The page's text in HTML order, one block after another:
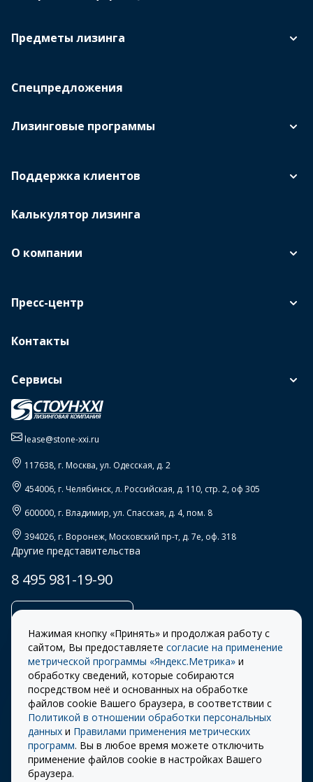
Предметы лизинга
Спецпредложения
Лизинговые программы
Поддержка клиентов
Калькулятор лизинга
О компании
Пресс-центр
Контакты
Сервисы
lease@stone-xxi.ru
117638, г. Москва,ул. Одесская, д. 2
454006, г. Челябинск,л. Российская, д. 110, стр. 2, оф 305
600000, г. Владимир,ул. Спасская, д. 4, пом. 8
394026, г. Воронеж,Московский пр-т, д. 7е, оф. 318
Другие представительства
8 495 981-19-90
© 2026 «СТОУН-XXI»
Разработка сайта –
ITECH
Правила
использования cookie
Правила пользования
сайтом
Политика
конфиденциальности
Нажимая кнопку «Принять» и продолжая работу с
сайтом, Вы предоставляете согласие на применение
метрической программы «Яндекс.Метрика» и
обработку сведений, которые собираются
посредством неё и основанных на обработке
файлов cookie Вашего браузера, в соответствии с
Политикой в отношении обработки персональных
данных и Правилами применения метрических
программ. Вы в любое время можете отключить
применение файлов cookie в настройках Вашего
браузера.